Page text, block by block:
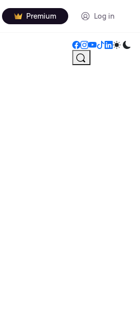
Premium Log in